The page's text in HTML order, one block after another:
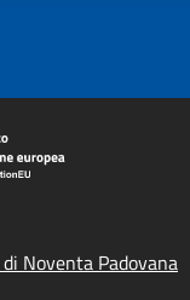
Noventa Padovana